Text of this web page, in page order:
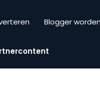
Blogger worden